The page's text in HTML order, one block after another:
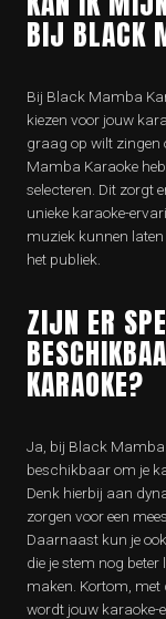
BIJ BLACK
Bij Black Mamba
kiezen voor jouw
graag op wilt zingen
Mamba Karaoke
selecteren. Dit zorgt
unieke karaoke-
muziek kunnen
het publiek.
ZIJN ER
KARAOKE?
Ja, bij Black Mamba
beschikbaar om je
Denk hierbij aan
zorgen voor een
Daarnaast kun je
die je stem nog
maken. Kortom,
wordt jouw karaoke-